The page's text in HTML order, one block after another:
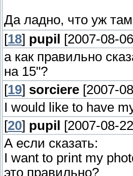
Да ладно, что уж
[18] pupil
[2007-08-
а как правильно
на 15"?
[19] sorciere [2007-
I would like to have
[20] pupil
[2007-08-
А еcли сказать:
I want to print my
это правильно?